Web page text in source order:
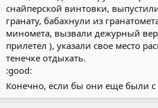
снайперской винтовки,
гранату, бабахнули из
миномета, вызвали дежурный
прилетел ), указали свое место
тенечке отдыхать.
:good:
Конечно, если бы они еще были